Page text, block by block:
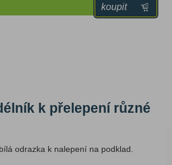
koupit
k přelepení různé
odrazka k nalepení na podklad.